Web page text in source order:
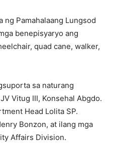
ng Pamahalaang Lungsod
benepisyaryo ang
quad cane, walker,
sa naturang
Vitug III, Konsehal Abgdo.
Head Lolita SP.
Bonzon, at ilang mga
Affairs Division.